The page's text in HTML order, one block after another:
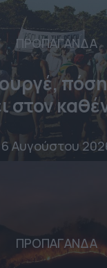
ΠΡΟΠΑΓΑΝΔΑ
στον
6 Αυγούστου
ΠΡΟΠΑΓΑΝΔΑ